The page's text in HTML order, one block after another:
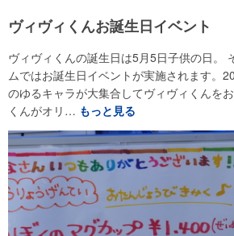
ヴィヴィくんお誕生日イベント
ヴィヴィくんの誕生日は5月5日子供の日。
ムではお誕生日イベントが実施されます。
のゆるキャラが大集合してヴィヴィくんを
くんがオリ… もっと見る